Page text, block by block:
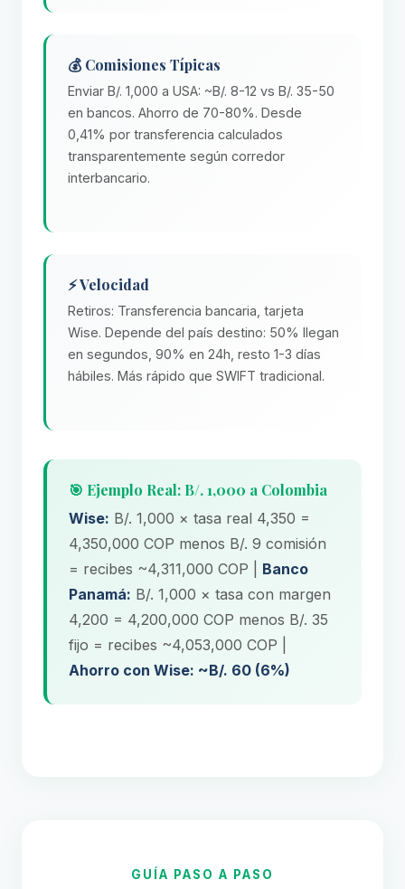
💰 Comisiones Típicas
Enviar B/. 1,000 a USA: ~B/. 8-12 vs B/. 35-50
en bancos. Ahorro de 70-80%. Desde
0,41% por transferencia calculados
transparentemente según corredor
interbancario.
⚡ Velocidad
Retiros: Transferencia bancaria, tarjeta
Wise. Depende del país destino: 50% llegan
en segundos, 90% en 24h, resto 1-3 días
hábiles. Más rápido que SWIFT tradicional.
🎯 Ejemplo Real: B/. 1,000 a Colombia
Wise: B/. 1,000 × tasa real 4,350 =
4,350,000 COP menos B/. 9 comisión
= recibes ~4,311,000 COP | Banco
Panamá: B/. 1,000 × tasa con margen
4,200 = 4,200,000 COP menos B/. 35
fijo = recibes ~4,053,000 COP |
Ahorro con Wise: ~B/. 60 (6%)
GUÍA PASO A PASO